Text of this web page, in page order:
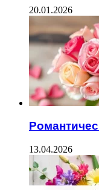
20.01.2026
13.04.2026